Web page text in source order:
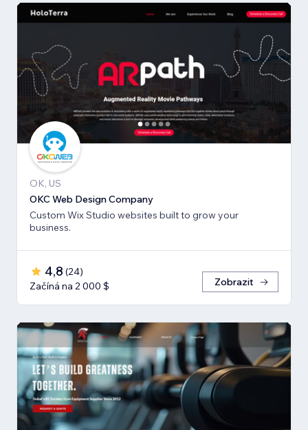
OK, US
OKC Web Design Company
Custom Wix Studio websites built to grow your
business.
4,8 (24)
Začíná na 2 000 $
Zobrazit